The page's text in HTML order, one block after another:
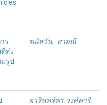
ร
ส่ง
รูป
ฆนัสวัน, ทามณี
ดารินทร์พร วงศ์หาริ